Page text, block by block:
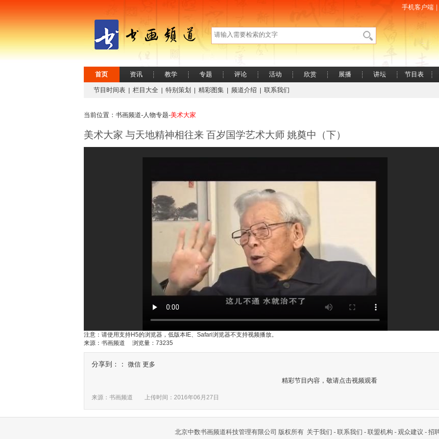
手机客户端｜
首页 资讯 教学 专题 评论 活动 欣赏 展播 讲坛 节目表
节目时间表| 栏目大全| 特别策划 精彩图集| 频道介绍 联系我们
当前位置：书画频道-人物专题-美术大家
美术大家 与天地精神相往来 百岁国学艺术大师 姚奠中（下）
注意：请使用支持H5的浏览器，低版本IE、Safari浏览器不支持视频播放。
来源：书画频道 浏览量：73235
分享到：： 微信 更多
精彩节目内容，敬请点击视频观看
来源：书画频道 上传时间： 2016年06月27日
北京中数书画频道科技管理有限公司 版权所有 关于我们 - 联系我们 - 联盟机构 - 观众建议 - 招